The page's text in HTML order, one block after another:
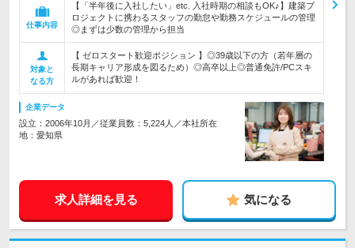
仕事内容
【「半年後に入社したい」etc. 入社時期の相談もOK♪】建築プ
ロジェクトに携わるスタッフの勤怠や勤務スケジュールの管理
◎まずは少数の管理から担当
対象と
なる方
【 ゼロスタート歓迎ポジション 】◎39歳以下の方（若年層の
長期キャリア形成を図るため）◎高卒以上◎普通免許/PCスキ
ルがあれば歓迎！
企業データ
設立：2006年10月／従業員数：5,224人／本社所在
地：愛知県
求人詳細を見る 気になる